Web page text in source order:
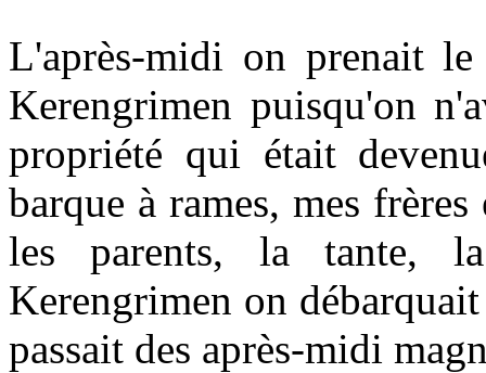
L'après-midi on prenait
Kerengrimen puisqu'on
propriété qui était
barque à rames, mes
les parents, la tante,
Kerengrimen on
passait des après-midi